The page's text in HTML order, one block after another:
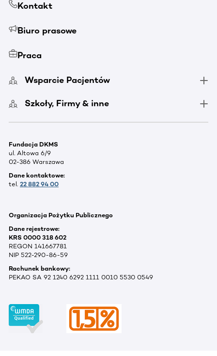
Kontakt
Biuro prasowe
Praca
Wsparcie Pacjentów
Szkoły, Firmy & inne
Fundacja DKMS
ul. Altowa 6/9
02-386 Warszawa
Dane kontaktowe:
tel. 22 882 94 00
Organizacja Pożytku Publicznego
Dane rejestrowe:
KRS 0000 318 602
REGON 141667781
NIP 522-290-86-59
Rachunek bankowy:
PEKAO SA 92 1240 6292 1111 0010 5530 0549